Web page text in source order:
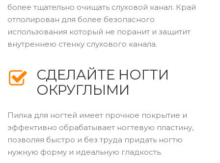
более тщательно очищать слуховой канал. Край
отполирован для более безопасного
использования который не поранит и защитит
внутреннею стенку слухового канала.
СДЕЛАЙТЕ НОГТИ
ОКРУГЛЫМИ
Пилка для ногтей имеет прочное покрытие и
эффективно обрабатывает ногтевую пластину,
позволяя быстро и без труда придать ногтю
нужную форму и идеальную гладкость.